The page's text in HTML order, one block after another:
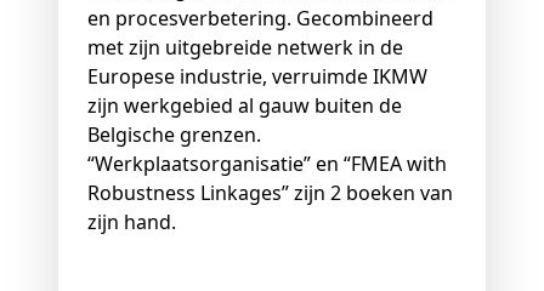
en procesverbetering. Gecombineerd
met zijn uitgebreide netwerk in de
Europese industrie, verruimde IKMW
zijn werkgebied al gauw buiten de
Belgische grenzen.
“Werkplaatsorganisatie” en “FMEA with
Robustness Linkages” zijn 2 boeken van
zijn hand.